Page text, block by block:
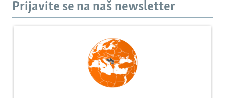
Prijavite se na naš newsletter